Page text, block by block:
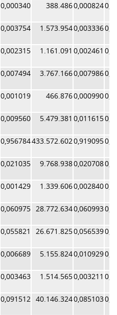
0,000340 388.4860,000824
0,003754 1.573.9540,003336
0,002315 1.161.091 0,002461
0,007494 3.767.1660,007986
0,001019 466.8760,000990
0,009560 5.479.381 0,011615
0,956784433.572.6020,919095
0,021035 9.768.9380,020708
0,001429 1.339.6060,002840
0,060975 28.772.6340,060993
0,055821 26.671.8250,056539
0,006689 5.155.8240,010929
0,003463 1.514.5650,003211
0,091512 40.146.3240,085103